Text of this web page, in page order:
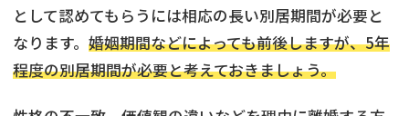
として認めてもらうには相応の長い別居期間が必要と
なります。 婚姻期間などによっても前後しますが、5年
程度の別居期間が必要と考えておきましょう。